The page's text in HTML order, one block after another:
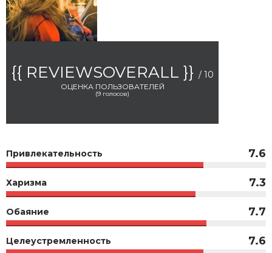
{{ REVIEWSOVERALL }} / 10
ОЦЕНКА ПОЛЬЗОВАТЕЛЕЙ
(9 голосов)
Привлекательность 7.6
Харизма 7.3
Обаяние 7.7
Целеустремленность 7.6